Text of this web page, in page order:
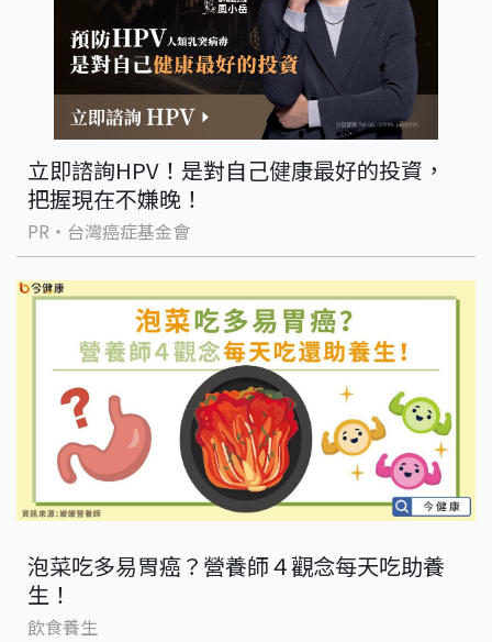
立即諮詢HPV！是對自己健康最好的投資，
把握現在不嫌晚！
PR・台灣癌症基金會
泡菜吃多易胃癌？營養師４觀念每天吃助養
生！
飲食養生